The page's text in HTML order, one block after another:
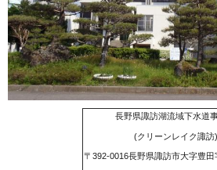
長野県諏訪湖流域下水道
(クリーンレイク諏訪)
〒392-0016長野県諏訪市大字豊田